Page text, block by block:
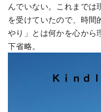
んでいない。これまでは
を受けていたので、時
やり」とは何かを心から
下省略。